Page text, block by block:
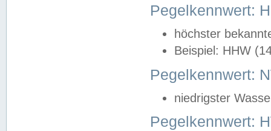
Pegelkennwert:
höchster
Beispiel: HHW
Pegelkennwert:
niedrigster
Pegelkennwert: